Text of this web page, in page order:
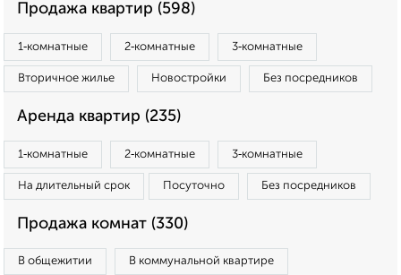
Продажа квартир (598)
1‑комнатные 2‑комнатные 3‑комнатные
Вторичное жилье Новостройки Без посредников
Аренда квартир (235)
1‑комнатные 2‑комнатные 3‑комнатные
На длительный срок Посуточно Без посредников
Продажа комнат (330)
В общежитии В коммунальной квартире